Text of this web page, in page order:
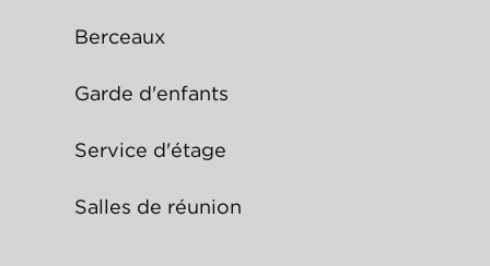
Berceaux
Garde d'enfants
Service d'étage
Salles de réunion